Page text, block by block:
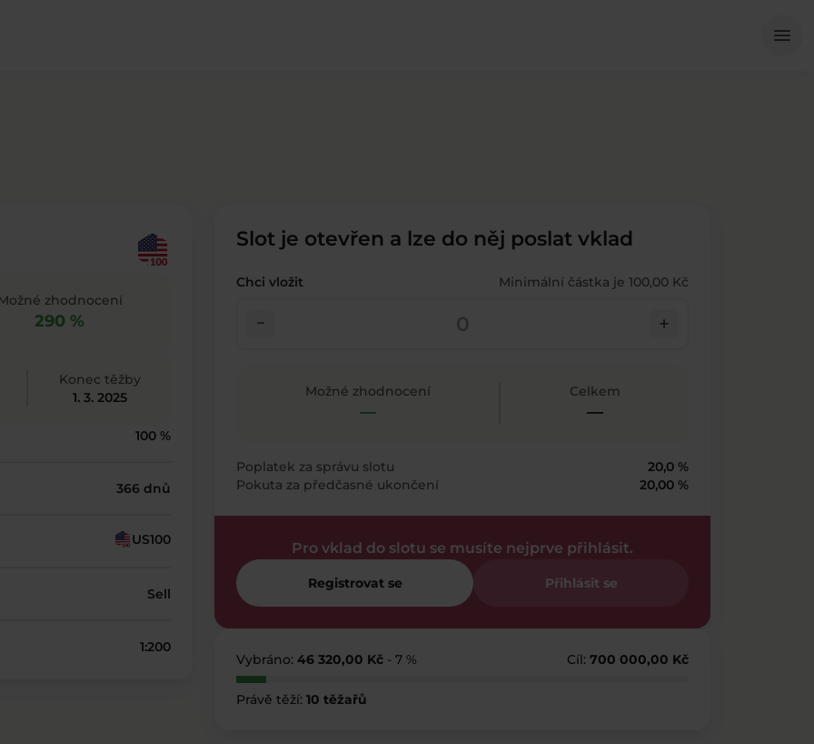
menu
Možné zhodnocení
290 %
Konec těžby
1. 3. 2025
100 %
366 dnů
US100
Sell
1:200
Slot je otevřen a lze do něj poslat vklad
Chci vložit Minimální částka je 100,00 Kč
check_indeterminate_small add
Možné zhodnocení
—
Celkem
—
Poplatek za správu slotu
20,0 %
Pokuta za předčasné ukončení
20,00 %
Pro vklad do slotu se musíte nejprve přihlásit.
Registrovat se Přihlásit se
Vybráno: 46 320,00 Kč - 7 % Cíl: 700 000,00 Kč
Právě těží: 10 těžařů